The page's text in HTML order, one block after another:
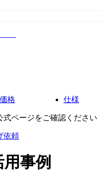
価格 仕様
ページをご確認ください
依頼
事例